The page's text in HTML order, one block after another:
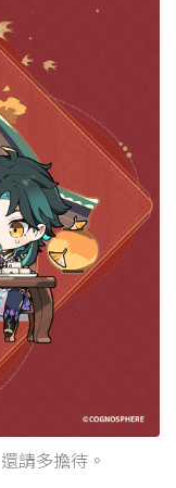
請多擔待。